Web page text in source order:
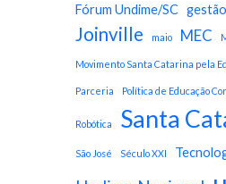
Fórum Undime/SC gestão
Joinville maio MEC
Movimento Santa Catarina pela
Parceria Política de Educação
Robótica Santa
São José Século XXI